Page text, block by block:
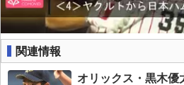
関連情報
オリックス・黒木